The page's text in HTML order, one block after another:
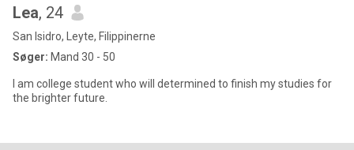
Lea, 24
San Isidro, Leyte, Filippinerne
Søger: Mand 30 - 50
I am college student who will determined to finish my studies for
the brighter future.